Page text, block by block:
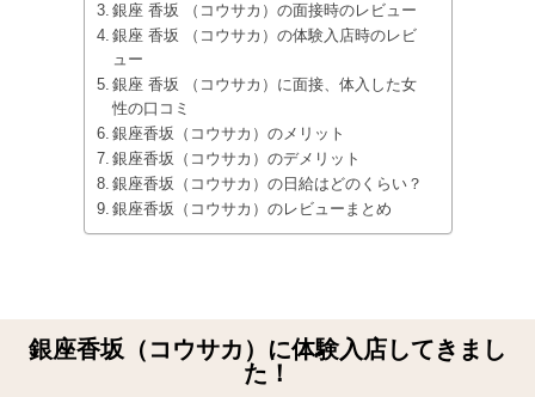
銀座 香坂 （コウサカ）の面接時のレビュー
銀座 香坂 （コウサカ）の体験入店時のレビ
ュー
銀座 香坂 （コウサカ）に面接、体入した女
性の口コミ
銀座香坂（コウサカ）のメリット
銀座香坂（コウサカ）のデメリット
銀座香坂（コウサカ）の日給はどのくらい？
銀座香坂（コウサカ）のレビューまとめ
銀座香坂（コウサカ）に体験入店してきまし
た！